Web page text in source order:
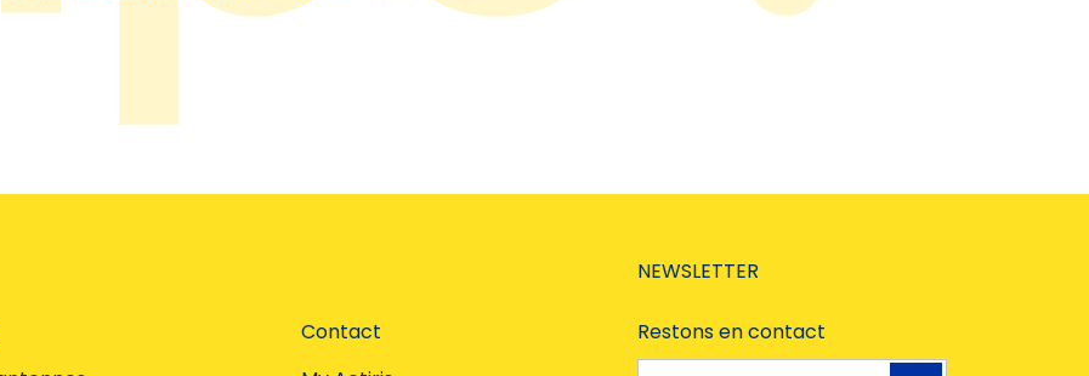
Contact
NEWSLETTER
Restons en contact